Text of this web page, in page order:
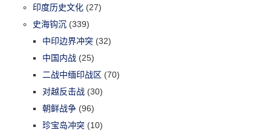
印度历史文化 (27)
史海钩沉 (339)
中印边界冲突 (32)
中国内战 (25)
二战中缅印战区 (70)
对越反击战 (30)
朝鲜战争 (96)
珍宝岛冲突 (10)